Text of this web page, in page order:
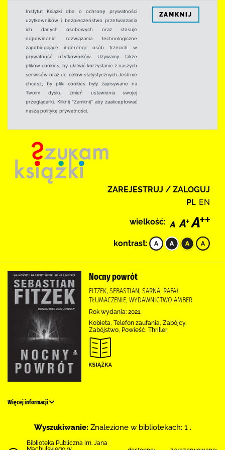
Instytut Książki dba o ochronę prywatności
użytkowników i bezpieczeństwo przetwarzania
ich danych osobowych oraz stosuje
odpowiednie rozwiązania technologiczne
zapobiegające ingerencji osób trzecich w
prywatność użytkowników. Używamy także
plików cookies, by ułatwić korzystanie z naszych
serwisów oraz do celów statystycznych.Jeśli nie
chcesz, by pliki cookies były zapisywane na
Twoim dysku zmień ustawienia swojej
przeglądarki. Kliknij "Zamknij" aby zaakceptować
naszą politykę prywatności.
ZAMKNIJ
ZAREJESTRUJ / ZALOGUJ
PL EN
wielkość:
kontrast:
Nocny powrót
FITZEK, SEBASTIAN, SARNA, RAFAŁ
TŁUMACZENIE, WYDAWNICTWO AMBER
Rok wydania: 2021.
Kobieta, Telefon zaufania, Zabójcy,
Zabójstwo, Powieść, Thriller
Więcej informacji
Wyszukiwanie: Znalezione w bibliotekach: 1 .
Biblioteka Publiczna im. Jana